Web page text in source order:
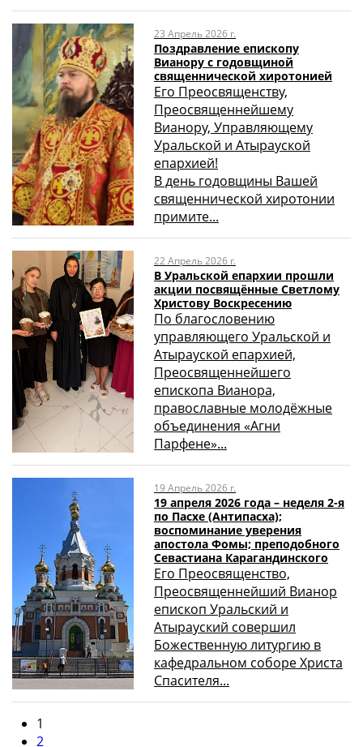
23 Апрель 2026 г.
Поздравление епископу
Вианору с годовщиной
священнической хиротонией
Его Преосвященству,
Преосвященнейшему
Вианору, Управляющему
Уральской и Атырауской
епархией!
В день годовщины Вашей
священнической хиротонии
примите...
22 Апрель 2026 г.
В Уральской епархии прошли
акции посвящённые Светлому
Христову Воскресению
По благословению
управляющего Уральской и
Атырауской епархией,
Преосвященнейшего
епископа Вианора,
православные молодёжные
объединения «Агни
Парфене»...
19 Апрель 2026 г.
19 апреля 2026 года – неделя 2-я
по Пасхе (Антипасха);
воспоминание уверения
апостола Фомы; преподобного
Севастиана Карагандинского
Его Преосвященство,
Преосвященнейший Вианор
епископ Уральский и
Атырауский совершил
Божественную литургию в
кафедральном соборе Христа
Спасителя...
1
2